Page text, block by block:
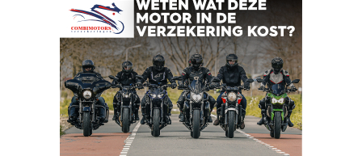
aanbieder te brengen. Lees hier meer over in
onzeprivacyverklaring .
Verstuur mijn vraag
viaBOVAG.nl verwerkt je persoonsgegevens
om je aanvraag zo goed mogelijk bij de
aanbieder te brengen. Lees hier meer over in
onzeprivacyverklaring .
Stuur mijn bevinding door